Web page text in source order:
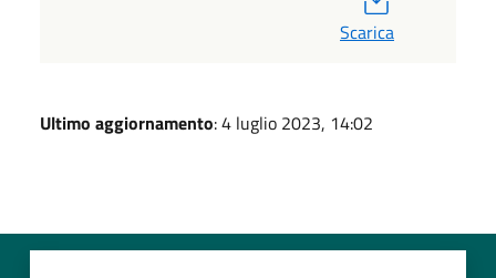
Scarica
Ultimo aggiornamento: 4 luglio 2023, 14:02